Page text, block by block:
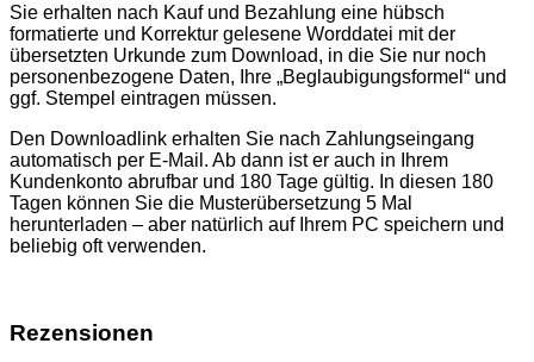
Sie erhalten nach Kauf und Bezahlung eine hübsch
formatierte und Korrektur gelesene Worddatei mit der
übersetzten Urkunde zum Download, in die Sie nur noch
personenbezogene Daten, Ihre „Beglaubigungsformel“ und
ggf. Stempel eintragen müssen.
Den Downloadlink erhalten Sie nach Zahlungseingang
automatisch per E-Mail. Ab dann ist er auch in Ihrem
Kundenkonto abrufbar und 180 Tage gültig. In diesen 180
Tagen können Sie die Musterübersetzung 5 Mal
herunterladen – aber natürlich auf Ihrem PC speichern und
beliebig oft verwenden.
Rezensionen